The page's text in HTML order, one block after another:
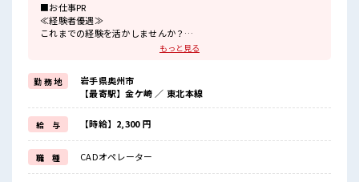
■お仕事PR
≪経験者優遇≫
これまでの経験を活かしませんか？
≪無理なくお給料に残業代を上乗せ≫
残業は月20時間未満で、
ほどよく稼げます♪
≪週休2日制≫
週末は家族や友人と一緒にプライベート満喫！
≪ヘアカラーOKで自由な雰囲気の職場≫
明るすぎたり奇抜でなければ基本的に自由！
(規定有)≪収入アップを目指せる≫
高時給だらけの派遣のお仕事です！
もっと見る
勤 務 地
岩手県奥州市
【最寄駅】金ケ崎 ／ 東北本線
給 与 【時給】2,300 円
職 種 CADオペレーター